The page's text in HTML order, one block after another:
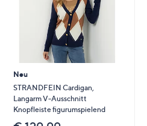
diese
anzuzeigen.
Neu
STRANDFEIN Cardigan,
Langarm V-Ausschnitt
Knopfleiste figurumspielend